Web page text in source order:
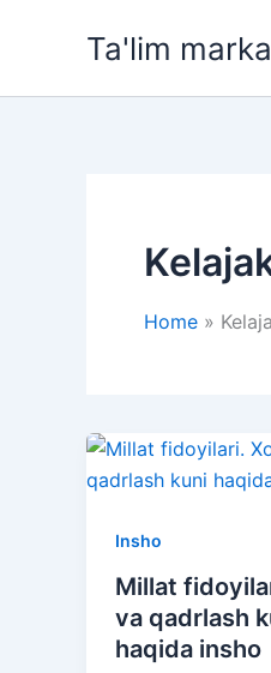
Ta'lim
Home
Insho
Millat
va qadrlash
haqida insho